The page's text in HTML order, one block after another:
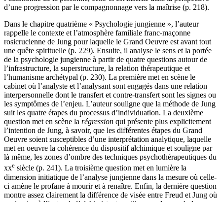
d’une progression par le compagnonnage vers la maîtrise (p. 218).
Dans le chapitre quatrième « Psychologie jungienne », l’auteur
rappelle le contexte et l’atmosphère familiale franc-maçonne
rosicrucienne de Jung pour laquelle le Grand Oeuvre est avant tout
une quête spirituelle (p. 229). Ensuite, il analyse le sens et la portée
de la psychologie jungienne à partir de quatre questions autour de
l’infrastructure, la superstructure, la relation thérapeutique et
l’humanisme archétypal (p. 230). La première met en scène le
cabinet où l’analyste et l’analysant sont engagés dans une relation
interpersonnelle dont le transfert et contre-transfert sont les signes ou
les symptômes de l’enjeu. L’auteur souligne que la méthode de Jung
suit les quatre étapes du processus d’individuation. La deuxième
question met en scène la régression qui présente plus explicitement
l’intention de Jung, à savoir, que les différentes étapes du Grand
Oeuvre soient susceptibles d’une interprétation analytique, laquelle
met en oeuvre la cohérence du dispositif alchimique et souligne par
là même, les zones d’ombre des techniques psychothérapeutiques du
xxe siècle (p. 241). La troisième question met en lumière la
dimension initiatique de l’analyse jungienne dans la mesure où celle-
ci amène le profane à mourir et à renaître. Enfin, la dernière question
montre assez clairement la différence de visée entre Freud et Jung où